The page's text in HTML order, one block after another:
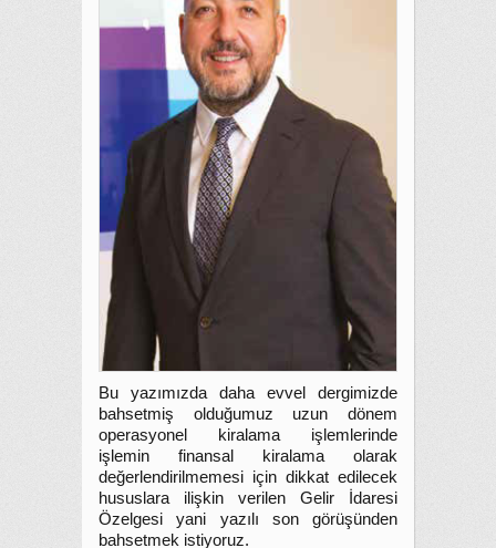
Bu yazımızda daha evvel dergimizde
bahsetmiş olduğumuz uzun dönem
operasyonel kiralama işlemlerinde
işlemin finansal kiralama olarak
değerlendirilmemesi için dikkat edilecek
hususlara ilişkin verilen Gelir İdaresi
Özelgesi yani yazılı son görüşünden
bahsetmek istiyoruz.